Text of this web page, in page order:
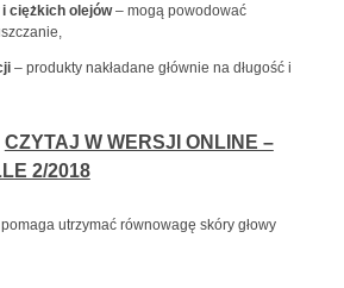
ciężkich olejów– mogą powodować
– produkty nakładane głównie na długość i
CZYTAJ W WERSJI ONLINE –
2/2018
utrzymać równowagę skóry głowy